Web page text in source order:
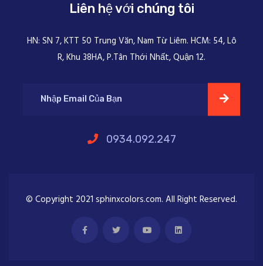
Liên hệ với chúng tôi
HN: SN 7, KTT 50 Trung Văn, Nam Từ Liêm. HCM: 54, Lô
R, Khu 38HA, P.Tân Thới Nhất, Quận 12.
0934.092.247
© Copyright 2021 sphinxcolors.com. All Right Reserved.